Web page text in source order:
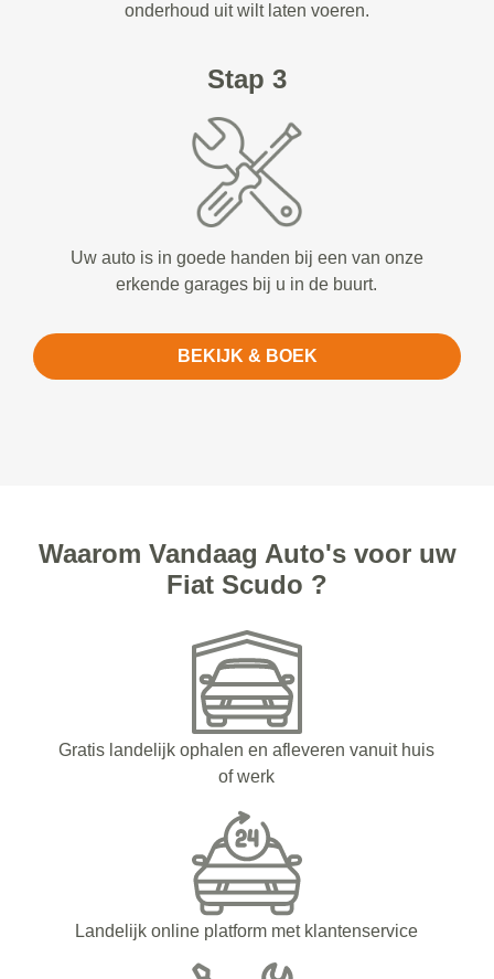
onderhoud uit wilt laten voeren.
Stap 3
Uw auto is in goede handen bij een van onze
erkende garages bij u in de buurt.
BEKIJK & BOEK
Waarom Vandaag Auto's voor uw
Fiat Scudo ?
Gratis landelijk ophalen en afleveren vanuit huis
of werk
Landelijk online platform met klantenservice